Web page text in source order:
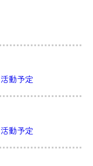
動予定
動予定